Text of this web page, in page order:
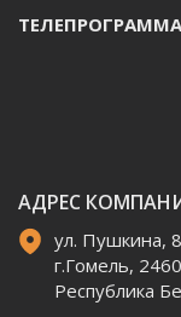
ТЕЛЕПРОГРАММА
АДРЕС
ул. Пушкина,
г.Гомель,
Республика